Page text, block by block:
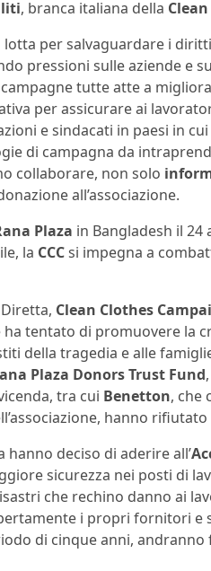
, branca italiana della
lotta per salvaguardare i
pressioni sulle aziende e
tutte atte a
per assicurare ai
e sindacati in paesi in
di campagna da
collaborare, non solo
all’associazione.
Plaza in Bangladesh il
la CCCsi impegna a
Clean Clothes
tentato di promuovere la
della tragedia e alle
Plaza Donors Trust Fund
tra cui Benetton, che
hanno
deciso di aderire all’
sicurezza nei posti di
che rechino danno ai
i propri fornitori e
di cinque anni,